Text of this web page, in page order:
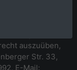
Die
auszuüben,
Str. 33,
E-Mail: